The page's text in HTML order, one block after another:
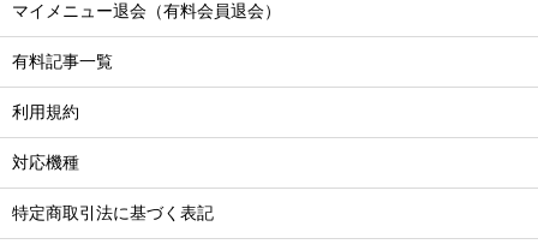
マイメニュー退会（有料会員退会）
有料記事一覧
利用規約
対応機種
特定商取引法に基づく表記